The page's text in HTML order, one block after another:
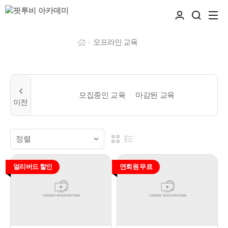
오프라인 교육
모집중인 교육 마감된 교육
얼리버드 할인 연회원 무료